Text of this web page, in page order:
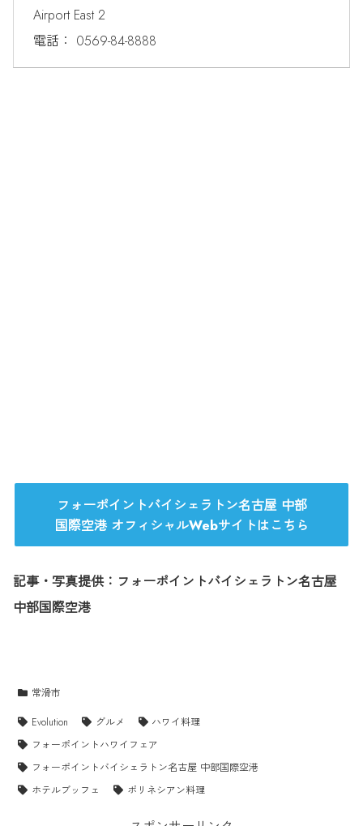
Airport East 2
電話： 0569-84-8888
フォーポイントバイシェラトン名古屋 中部
国際空港 オフィシャルWebサイトはこちら
記事・写真提供：フォーポイントバイシェラトン名古屋
中部国際空港
常滑市
Evolution
グルメ
ハワイ料理
フォーポイントハワイフェア
フォーポイントバイシェラトン名古屋 中部国際空港
ホテルブッフェ
ポリネシアン料理